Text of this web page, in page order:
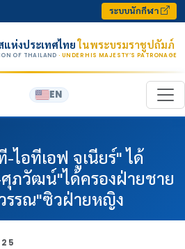
ระบบนักกีฬา
ห่งประเทศไทยในพระบรมราชูปถัมภ์
OF THAILAND · UNDER HIS MAJESTY’S PATRONAGE
EN
ไอทีเอฟ จูเนียร์" ได้
ภวัฒน์"ได้ครองฝ่ายชาย
รณ"ซิวฝ่ายหญิง
25